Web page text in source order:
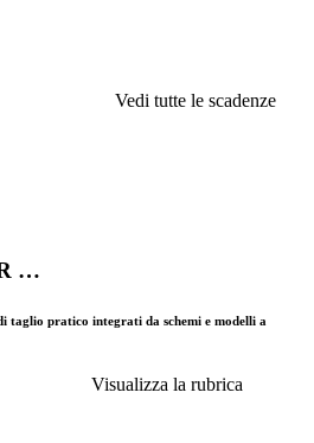
Vedi tutte le scadenze
…
taglio pratico integrati da schemi e modelli a
Visualizza la rubrica